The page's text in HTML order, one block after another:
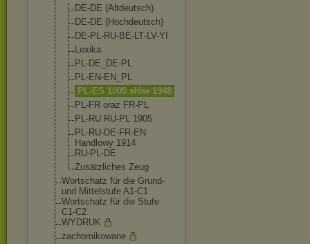
DE-DE (Altdeutsch)
DE-DE (Hochdeutsch)
DE-PL-RU-BE-LT-LV-YI
Lexika
PL-DE_DE-PL
PL-EN-EN_PL
PL-ES 1000 słów 1948
PL-FR oraz FR-PL
PL-RU RU-PL 1905
PL-RU-DE-FR-EN
Handlowy 1914
RU-PL-DE
Zusätzliches Zeug
Wortschatz für die Grund-
und Mittelstufe A1-C1
Wortschatz für die Stufe
C1-C2
WYDRUK
zachomikowane